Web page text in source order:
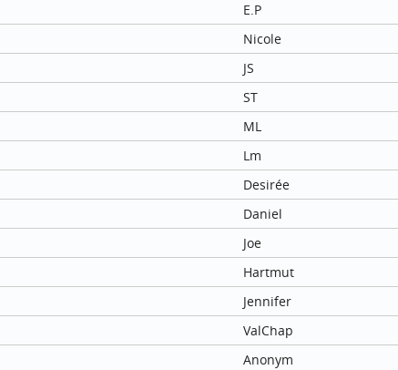
E.P
Nicole
JS
ST
ML
Lm
Desirée
Daniel
Joe
Hartmut
Jennifer
ValChap
Anonym